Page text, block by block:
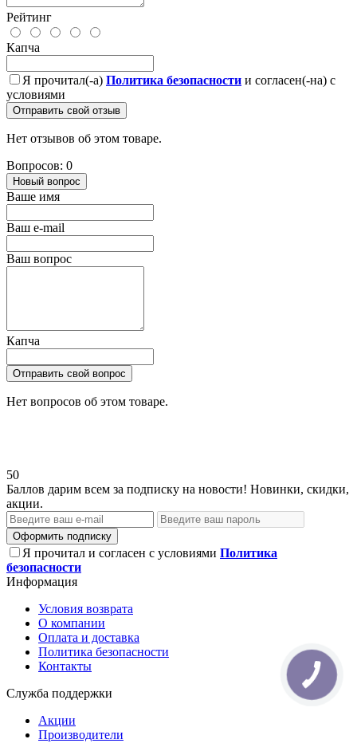
Рейтинг
Капча
Я прочитал(-а) Политика безопасности и согласен(-на) с
условиями
Отправить свой отзыв
Нет отзывов об этом товаре.
Вопросов: 0
Новый вопрос
Ваше имя
Ваш e-mail
Ваш вопрос
Капча
Отправить свой вопрос
Нет вопросов об этом товаре.
50
Баллов дарим всем за подписку на новости! Новинки, скидки,
акции.
Оформить подписку
Я прочитал и согласен с условиями Политика
безопасности
Информация
Условия возврата
О компании
Оплата и доставка
Политика безопасности
Контакты
Служба поддержки
Акции
Производители